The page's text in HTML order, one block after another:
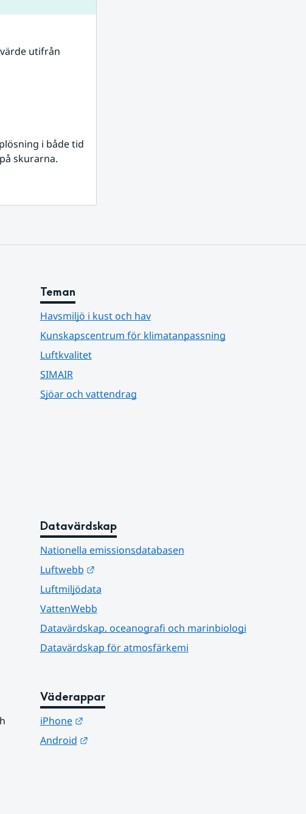
utifrån
i både tid
skurarna.
Teman
Havsmiljö i kust och hav
Kunskapscentrum för klimatanpassning
Luftkvalitet
SIMAIR
Sjöar och vattendrag
Datavärdskap
Nationella emissionsdatabasen
Luftwebb
Länk till annan webbplats.
Luftmiljödata
VattenWebb
Datavärdskap, oceanografi och marinbiologi
Datavärdskap för atmosfärkemi
Väderappar
iPhone
Länk till annan webbplats.
Android
Länk till annan webbplats.